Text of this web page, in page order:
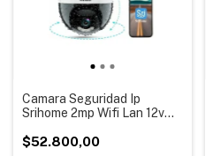
Camara Seguridad Ip
Srihome 2mp Wifi Lan 12v
interior/exterior
$52.800,00